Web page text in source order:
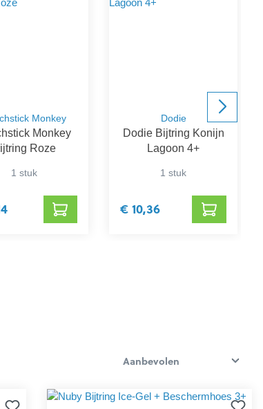
Monkey
Monkey
Roze
1 stuk
Dodie
Dodie Bijtring Konijn
Lagoon 4+
1 stuk
€ 10,36